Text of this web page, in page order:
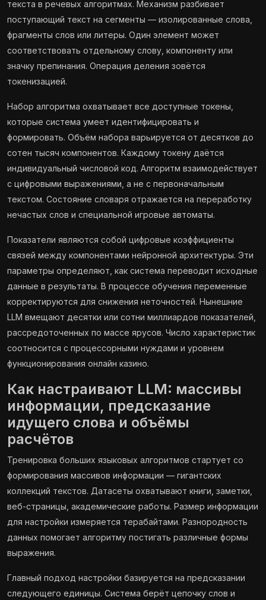
текста в речевых алгоритмах. Механизм разбивает
поступающий текст на сегменты — изолированные слова,
фрагменты слов или литеры. Один элемент может
соответствовать отдельному слову, компоненту или
значку препинания. Операция деления зовётся
токенизацией.
Набор алгоритма охватывает все доступные токены,
которые система умеет идентифицировать и
формировать. Объём набора варьируется от десятков до
сотен тысяч компонентов. Каждому токену даётся
индивидуальный числовой код. Алгоритм взаимодействует
с цифровыми выражениями, а не с первоначальным
текстом. Состояние словаря отражается на переработку
нечастых слов и специальной игровые автоматы.
Показатели являются собой цифровые коэффициенты
связей между компонентами нейронной архитектуры. Эти
параметры определяют, как система переводит исходные
данные в результаты. В процессе обучения переменные
корректируются для снижения неточностей. Нынешние
LLM вмещают десятки или сотни миллиардов показателей,
рассредоточенных по массе ярусов. Число характеристик
соотносится с процессорными нуждами и уровнем
функционирования онлайн казино.
Как настраивают LLM: массивы
информации, предсказание
идущего слова и объёмы
расчётов
Тренировка больших языковых алгоритмов стартует со
формирования массивов информации — гигантских
коллекций текстов. Датасеты охватывают книги, заметки,
веб-страницы, академические работы. Размер информации
для настройки измеряется терабайтами. Разнородность
данных помогает алгоритму постигать различные формы
выражения.
Главный подход настройки базируется на предсказании
следующего единицы. Система берёт цепочку слов и